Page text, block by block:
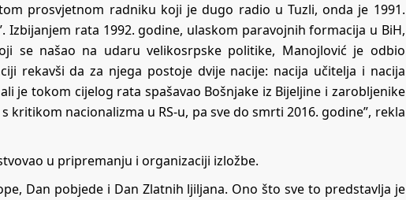
prosvjetnom radniku koji je dugo radio u Tuzli, onda je 1991.
Izbijanjem rata 1992. godine, ulaskom paravojnih formacija u BiH,
se našao na udaru velikosrpske politike, Manojlović je odbio
rekavši da za njega postoje dvije nacije: nacija učitelja i nacija
je tokom cijelog rata spašavao Bošnjake iz Bijeljine i zarobljenike
kritikom nacionalizma u RS-u, pa sve do smrti 2016. godine”, rekla
u pripremanju i organizaciji izložbe.
Dan pobjede i Dan Zlatnih ljiljana. Ono što sve to predstavlja je